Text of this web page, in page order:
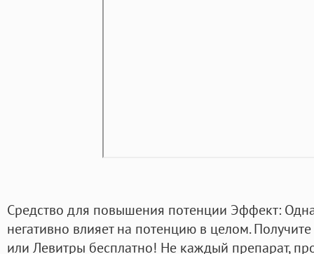
Средство для повышения потенции Эффект:
негативно влияет на потенцию в целом.
или Левитры бесплатно! Не каждый препарат,